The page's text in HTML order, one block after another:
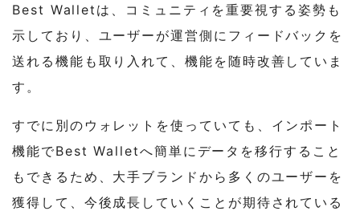
Best Walletは、コミュニティを重要視する姿勢も
示しており、ユーザーが運営側にフィードバックを
送れる機能も取り入れて、機能を随時改善していま
す。
すでに別のウォレットを使っていても、インポート
機能でBest Walletへ簡単にデータを移行すること
もできるため、大手ブランドから多くのユーザーを
獲得して、今後成長していくことが期待されている